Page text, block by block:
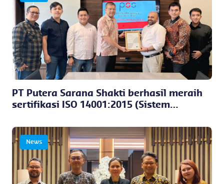
PT Putera Sarana Shakti berhasil meraih
sertifikasi ISO 14001:2015 (Sistem
45001:2018 (Sistem Manajemen
Keselamatan & Kesehatan Kerja) dari
Control Union Indonesia
News